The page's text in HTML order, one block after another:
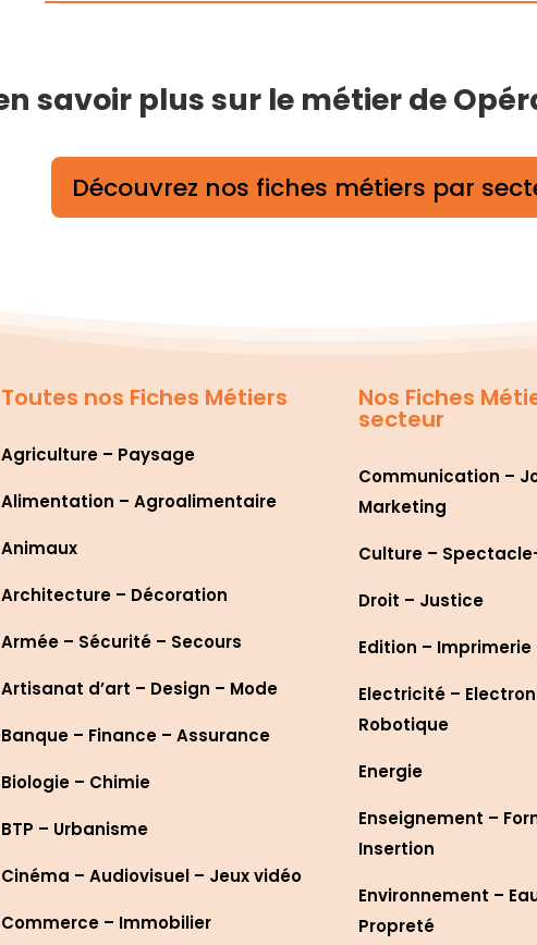
savoir plus sur le métier de
Découvrez nos fiches métiers par
Toutes nos Fiches Métiers
Agriculture – Paysage
Alimentation – Agroalimentaire
Animaux
Architecture – Décoration
Armée – Sécurité – Secours
Artisanat d’art – Design – Mode
Banque – Finance – Assurance
Biologie – Chimie
BTP – Urbanisme
Cinéma – Audiovisuel – Jeux vidéo
Commerce – Immobilier
Nos Fiches
secteur
Communication –
Marketing
Culture –
Droit – Justice
Edition – Imprimerie
Electricité –
Robotique
Energie
Enseignement –
Insertion
Environnement –
Propreté